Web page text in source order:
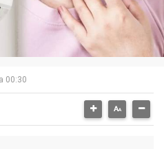
00:30